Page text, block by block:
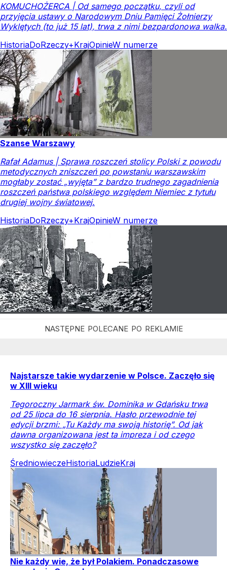
KOMUCHOŻERCA | Od samego początku, czyli od
przyjęcia ustawy o Narodowym Dniu Pamięci Żołnierzy
Wyklętych (to już 15 lat), trwa z nimi bezpardonowa walka.
HistoriaDoRzeczy+KrajOpinieW numerze
Szanse Warszawy
Rafał Adamus | Sprawa roszczeń stolicy Polski z powodu
metodycznych zniszczeń po powstaniu warszawskim
mogłaby zostać „wyjęta” z bardzo trudnego zagadnienia
roszczeń państwa polskiego względem Niemiec z tytułu
drugiej wojny światowej.
HistoriaDoRzeczy+KrajOpinieW numerze
Najstarsze takie wydarzenie w Polsce. Zaczęło się
w XIII wieku
Tegoroczny Jarmark św. Dominika w Gdańsku trwa
od 25 lipca do 16 sierpnia. Hasło przewodnie tej
edycji brzmi: „Tu Każdy ma swoją historię”. Od jak
dawna organizowana jest ta impreza i od czego
wszystko się zaczęło?
ŚredniowieczeHistoriaLudzieKraj
Nie każdy wie, że był Polakiem. Ponadczasowe